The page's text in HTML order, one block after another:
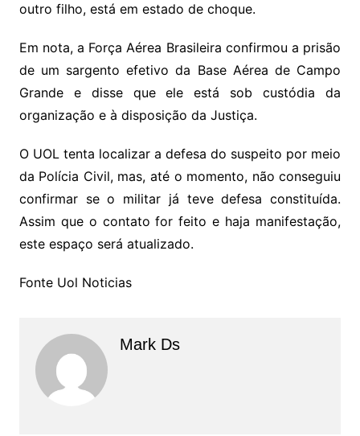
outro filho, está em estado de choque.
Em nota, a Força Aérea Brasileira confirmou a prisão
de um sargento efetivo da Base Aérea de Campo
Grande e disse que ele está sob custódia da
organização e à disposição da Justiça.
O UOL tenta localizar a defesa do suspeito por meio
da Polícia Civil, mas, até o momento, não conseguiu
confirmar se o militar já teve defesa constituída.
Assim que o contato for feito e haja manifestação,
este espaço será atualizado.
Fonte Uol Noticias
Mark Ds